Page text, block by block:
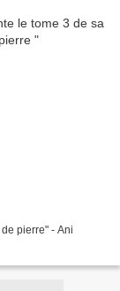
pierre" - Ani